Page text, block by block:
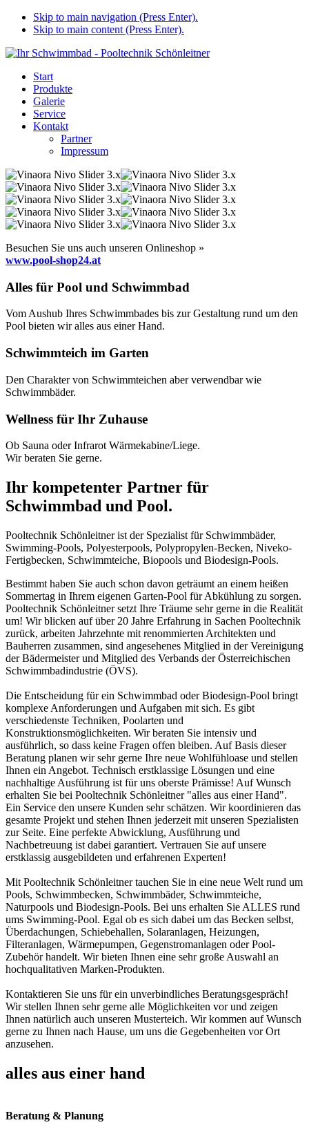
Skip to main navigation (Press Enter).
Skip to main content (Press Enter).
Start
Produkte
Galerie
Service
Kontakt
Partner
Impressum
Besuchen Sie uns auch unseren Onlineshop »
www.pool-shop24.at
Alles für Pool und Schwimmbad
Vom Aushub Ihres Schwimmbades bis zur Gestaltung rund um den
Pool bieten wir alles aus einer Hand.
Schwimmteich im Garten
Den Charakter von Schwimmteichen aber verwendbar wie
Schwimmbäder.
Wellness für Ihr Zuhause
Ob Sauna oder Infrarot Wärmekabine/Liege.
Wir beraten Sie gerne.
Ihr kompetenter Partner für
Schwimmbad und Pool.
Pooltechnik Schönleitner ist der Spezialist für Schwimmbäder,
Swimming-Pools, Polyesterpools, Polypropylen-Becken, Niveko-
Fertigbecken, Schwimmteiche, Biopools und Biodesign-Pools.
Bestimmt haben Sie auch schon davon geträumt an einem heißen
Sommertag in Ihrem eigenen Garten-Pool für Abkühlung zu sorgen.
Pooltechnik Schönleitner setzt Ihre Träume sehr gerne in die Realität
um! Wir blicken auf über 20 Jahre Erfahrung in Sachen Pooltechnik
zurück, arbeiten Jahrzehnte mit renommierten Architekten und
Bauherren zusammen, sind angesehenes Mitglied in der Vereinigung
der Bädermeister und Mitglied des Verbands der Österreichischen
Schwimmbadindustrie (ÖVS).
Die Entscheidung für ein Schwimmbad oder Biodesign-Pool bringt
komplexe Anforderungen und Aufgaben mit sich. Es gibt
verschiedenste Techniken, Poolarten und
Konstruktionsmöglichkeiten. Wir beraten Sie intensiv und
ausführlich, so dass keine Fragen offen bleiben. Auf Basis dieser
Beratung planen wir sehr gerne Ihre neue Wohlfühloase und stellen
Ihnen ein Angebot. Technisch erstklassige Lösungen und eine
nachhaltige Ausführung ist für uns oberste Prämisse! Auf Wunsch
erhalten Sie bei Pooltechnik Schönleitner "alles aus einer Hand".
Ein Service den unsere Kunden sehr schätzen. Wir koordinieren das
gesamte Projekt und stehen Ihnen jederzeit mit unseren Spezialisten
zur Seite. Eine perfekte Abwicklung, Ausführung und
Nachbetreuung ist dabei garantiert. Vertrauen Sie auf unsere
erstklassig ausgebildeten und erfahrenen Experten!
Mit Pooltechnik Schönleitner tauchen Sie in eine neue Welt rund um
Pools, Schwimmbecken, Schwimmbäder, Schwimmteiche,
Naturpools und Biodesign-Pools. Bei uns erhalten Sie ALLES rund
ums Swimming-Pool. Egal ob es sich dabei um das Becken selbst,
Überdachungen, Schiebehallen, Solaranlagen, Heizungen,
Filteranlagen, Wärmepumpen, Gegenstromanlagen oder Pool-
Zubehör handelt. Wir bieten Ihnen eine sehr große Auswahl an
hochqualitativen Marken-Produkten.
Kontaktieren Sie uns für ein unverbindliches Beratungsgespräch!
Wir stellen Ihnen sehr gerne alle Möglichkeiten vor und zeigen
Ihnen natürlich auch unseren Musterteich. Wir kommen auf Wunsch
gerne zu Ihnen nach Hause, um uns die Gegebenheiten vor Ort
anzusehen.
alles aus einer hand
Beratung & Planung